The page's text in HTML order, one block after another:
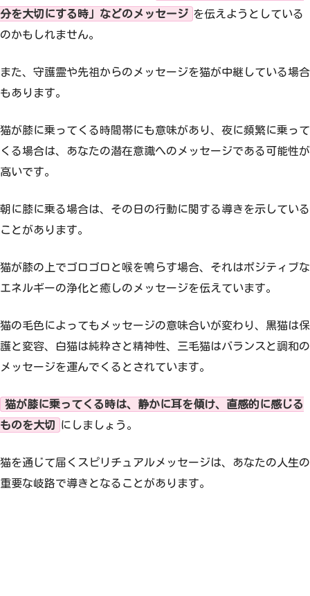
分を大切にする時」などのメッセージ を伝えようとしている
のかもしれません。
また、守護霊や先祖からのメッセージを猫が中継している場合
もあります。
猫が膝に乗ってくる時間帯にも意味があり、夜に頻繁に乗って
くる場合は、あなたの潜在意識へのメッセージである可能性が
高いです。
朝に膝に乗る場合は、その日の行動に関する導きを示している
ことがあります。
猫が膝の上でゴロゴロと喉を鳴らす場合、それはポジティブな
エネルギーの浄化と癒しのメッセージを伝えています。
猫の毛色によってもメッセージの意味合いが変わり、黒猫は保
護と変容、白猫は純粋さと精神性、三毛猫はバランスと調和の
メッセージを運んでくるとされています。
猫が膝に乗ってくる時は、静かに耳を傾け、直感的に感じる
ものを大切
にしましょう。
猫を通じて届くスピリチュアルメッセージは、あなたの人生の
重要な岐路で導きとなることがあります。